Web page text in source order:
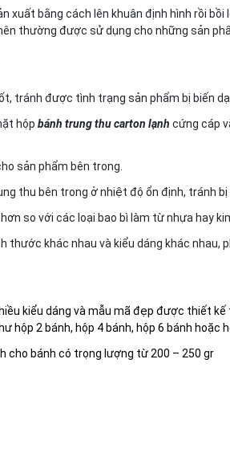
xuất bằng cách lên khuân định hình rồi
thường được sử dụng cho những sản
tránh được tình trạng sản phẩm bị biến
hộp bánh trung thu carton lạnh cứng cáp
sản phẩm bên trong.
thu bên trong ở nhiệt độ ổn định, tránh
so với các loại bao bì làm từ nhựa hay
khác nhau và kiểu dáng khác nhau,
kiểu dáng và mẫu mã đẹp được thiết
hộp 2 bánh, hộp 4 bánh, hộp 6 bánh hoặc
cho bánh có trọng lượng từ 200 – 250 gr